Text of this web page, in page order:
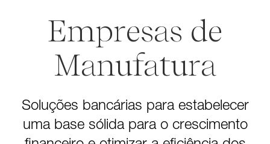
Empresas de
Manufatura
Soluções bancárias para estabelecer
uma base sólida para o crescimento